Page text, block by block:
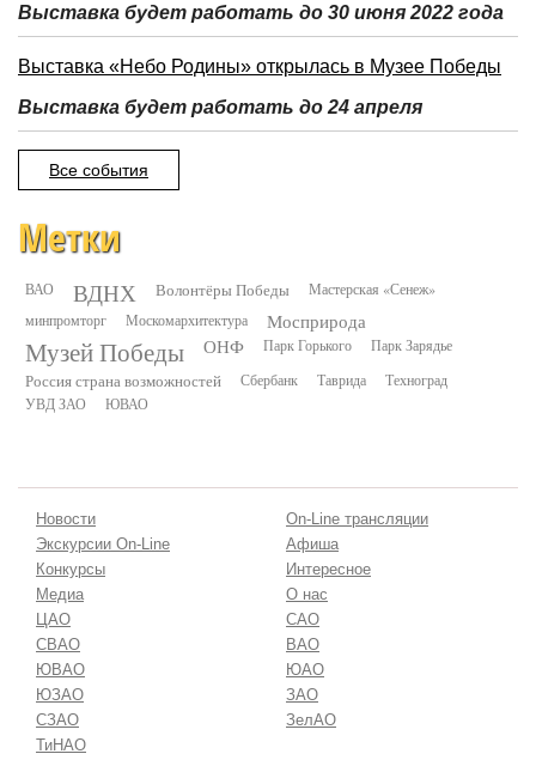
Выставка будет работать до 30 июня 2022 года
Выставка «Небо Родины» открылась в Музее Победы
Выставка будет работать до 24 апреля
Все события
Метки
ВАО ВДНХ Волонтёры Победы
Мастерская «Сенеж»
минпромторг
Москомархитектура Мосприрода
Музей Победы ОНФ Парк Горького Парк Зарядье
Россия страна возможностей Сбербанк Таврида
Техноград
УВД ЗАО
ЮВАО
Новости
On-Line трансляции
Экскурсии On-Line
Афиша
Конкурсы
Интересное
Медиа
О нас
ЦАО
САО
СВАО
ВАО
ЮВАО
ЮАО
ЮЗАО
ЗАО
СЗАО
ЗелАО
ТиНАО